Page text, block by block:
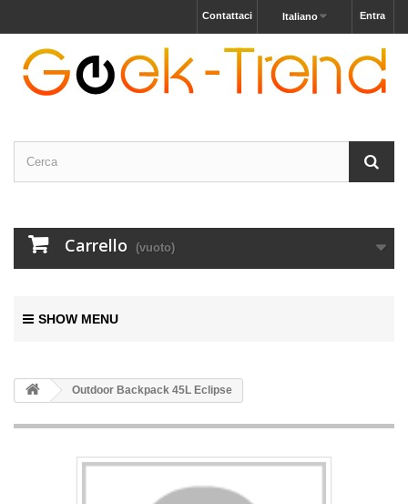
Entra
Italiano
Contattaci
Carrello (vuoto)
SHOW MENU
Outdoor Backpack 45L Eclipse